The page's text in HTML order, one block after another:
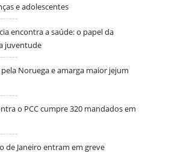
e adolescentes
encontra a saúde: o papel da
juventude
Noruega e amarga maior jejum
o PCC cumpre 320 mandados em
de Janeiro entram em greve